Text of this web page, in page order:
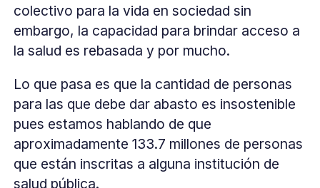
colectivo para la vida en sociedad sin
embargo, la capacidad para brindar acceso a
la salud es rebasada y por mucho.
Lo que pasa es que la cantidad de personas
para las que debe dar abasto es insostenible
pues estamos hablando de que
aproximadamente 133.7 millones de personas
que están inscritas a alguna institución de
salud pública.